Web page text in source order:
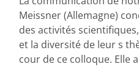
Meissner (Allemagne)
des activités
et la diversité de leur s
cour de ce colloque. Elle